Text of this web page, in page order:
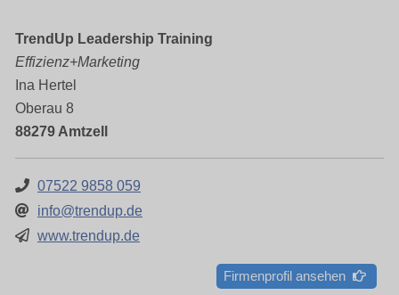
TrendUp Leadership Training
Effizienz+Marketing
Ina Hertel
Oberau 8
88279 Amtzell
07522 9858 059
info@trendup.de
www.trendup.de
Firmenprofil ansehen